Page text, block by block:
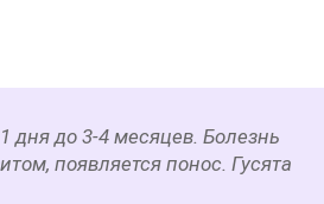
дня до 3-4 месяцев. Болезнь
появляется понос. Гусята